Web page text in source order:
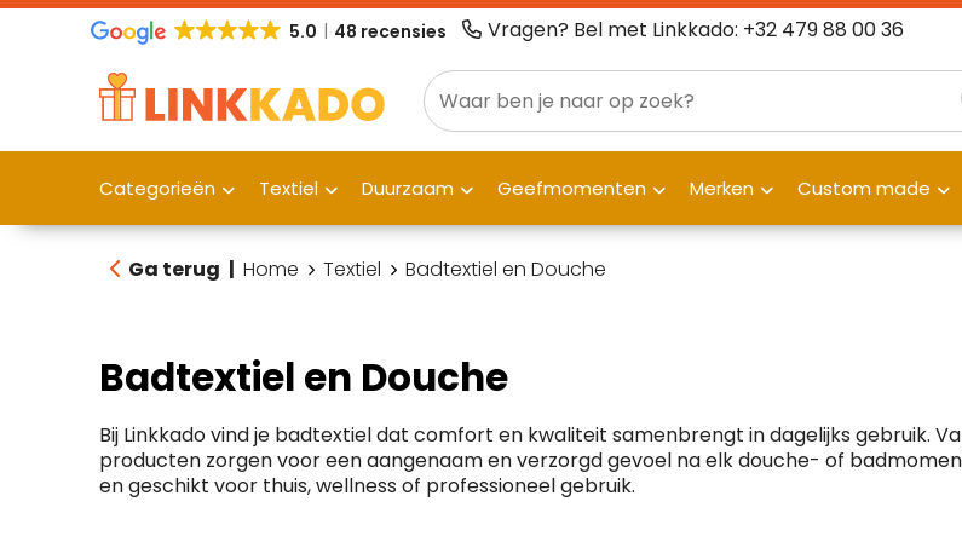
5.0 48 recensies Vragen? Bel met Linkkado: +32 479 88 00 36
Categorieën Textiel Duurzaam Geefmomenten Merken Custom made
Ga terug | Home Textiel Badtextiel en Douche
Badtextiel en Douche
Bij Linkkado vind je badtextiel dat comfort en kwaliteit samenbrengt in dagelijks gebruik.
producten zorgen voor een aangenaam en verzorgd gevoel na elk douche- of
en geschikt voor thuis, wellness of professioneel gebruik.